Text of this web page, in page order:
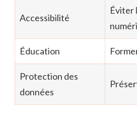
Accessibilité
Éviter
Éducation
Protection des
données